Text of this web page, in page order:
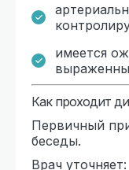
имеется
Как проходит
Первичный
беседы.
Врач уточняет: